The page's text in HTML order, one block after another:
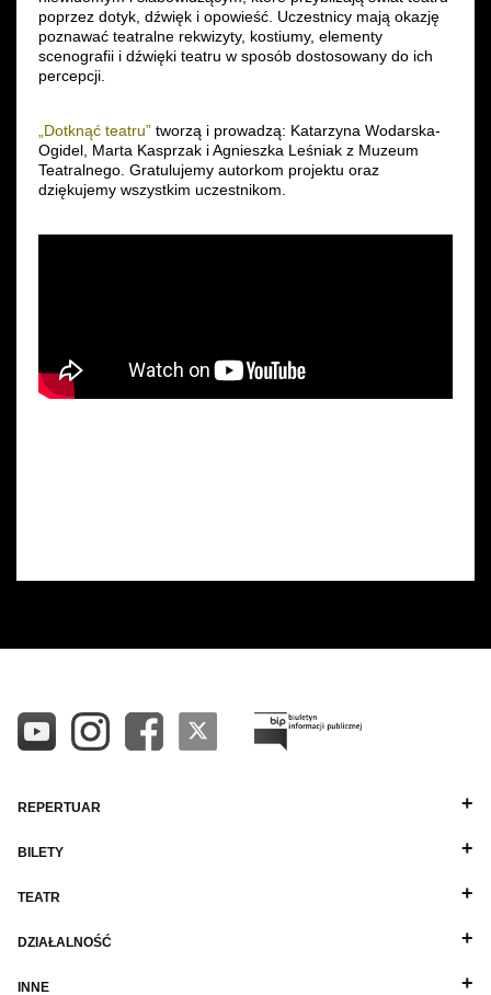
poprzez dotyk, dźwięk i opowieść. Uczestnicy mają okazję
poznawać teatralne rekwizyty, kostiumy, elementy
scenografii i dźwięki teatru w sposób dostosowany do ich
percepcji.
„Dotknąć teatru” tworzą i prowadzą: Katarzyna Wodarska-
Ogidel, Marta Kasprzak i Agnieszka Leśniak z Muzeum
Teatralnego. Gratulujemy autorkom projektu oraz
dziękujemy wszystkim uczestnikom.
REPERTUAR
BILETY
TEATR
DZIAŁALNOŚĆ
INNE